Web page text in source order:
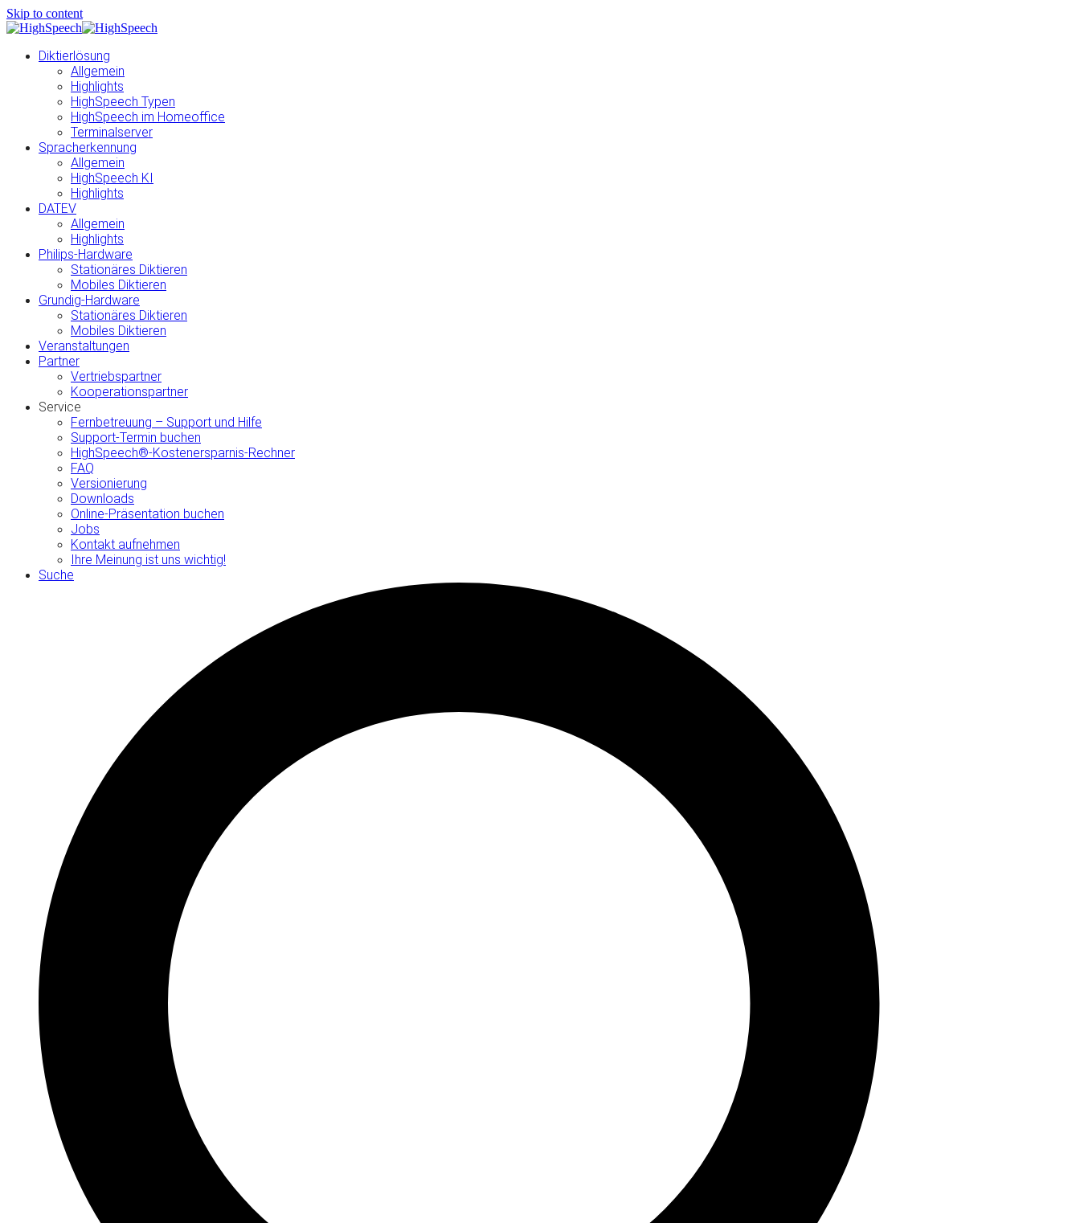
Skip to content
Diktierlösung
Allgemein
Highlights
HighSpeech Typen
HighSpeech im Homeoffice
Terminalserver
Spracherkennung
Allgemein
HighSpeech KI
Highlights
DATEV
Allgemein
Highlights
Philips-Hardware
Stationäres Diktieren
Mobiles Diktieren
Grundig-Hardware
Stationäres Diktieren
Mobiles Diktieren
Veranstaltungen
Partner
Vertriebspartner
Kooperationspartner
Service
Fernbetreuung – Support und Hilfe
Support-Termin buchen
HighSpeech®-Kostenersparnis-Rechner
FAQ
Versionierung
Downloads
Online-Präsentation buchen
Jobs
Kontakt aufnehmen
Ihre Meinung ist uns wichtig!
Suche